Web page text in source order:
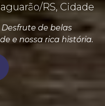
RS, Cidade
de belas
e nossa rica história.